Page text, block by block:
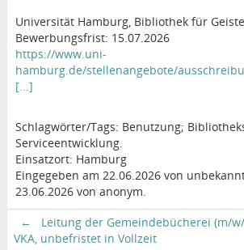
Universität Hamburg, Bibliothek für
Bewerbungsfrist: 15.07.2026
https://www.uni-
hamburg.de/stellenangebote/
[...]
Schlagwörter/Tags: Benutzung;
Serviceentwicklung.
Einsatzort: Hamburg
Eingegeben am 22.06.2026 von
23.06.2026 von anonym.
←
Leitung der Gemeindebücherei (m/w/
VKA, unbefristet in Vollzeit